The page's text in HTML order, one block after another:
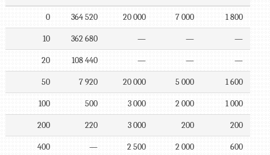
0 364 520 20 000 7 000 1 800
10 362 680 — — —
20 108 440 — — —
50 7 920 20 000 5 000 1 600
100 500 3 000 2 000 1 000
200 220 3 000 200 200
400 — 2 500 2 000 600